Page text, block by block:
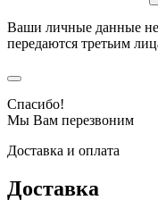
Ваши личные данные не
передаются третьим
Спасибо!
Мы Вам перезвоним
Доставка и оплата
Доставка